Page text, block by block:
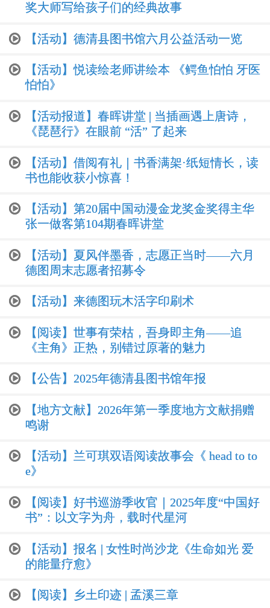
奖大师写给孩子们的经典故事
【活动】德清县图书馆六月公益活动一览
【活动】悦读绘老师讲绘本 《鳄鱼怕怕 牙医
怕怕》
【活动报道】春晖讲堂 | 当插画遇上唐诗，
《琵琶行》在眼前 “活” 了起来
【活动】借阅有礼｜书香满架·纸短情长，读
书也能收获小惊喜！
【活动】第20届中国动漫金龙奖金奖得主华
张一做客第104期春晖讲堂
【活动】夏风伴墨香，志愿正当时——六月
德图周末志愿者招募令
【活动】来德图玩木活字印刷术
【阅读】世事有荣枯，吾身即主角——追
《主角》正热，别错过原著的魅力
【公告】2025年德清县图书馆年报
【地方文献】2026年第一季度地方文献捐赠
鸣谢
【活动】兰可琪双语阅读故事会《 head to to
e》
【阅读】好书巡游季收官｜2025年度“中国好
书”：以文字为舟，载时代星河
【活动】报名 | 女性时尚沙龙《生命如光 爱
的能量疗愈》
【阅读】乡土印迹 | 孟溪三章